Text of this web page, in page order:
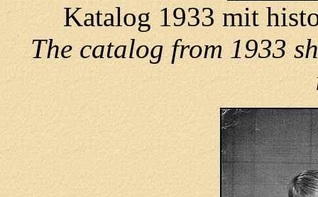
Katalog 1933 mit
The catalog from 1933